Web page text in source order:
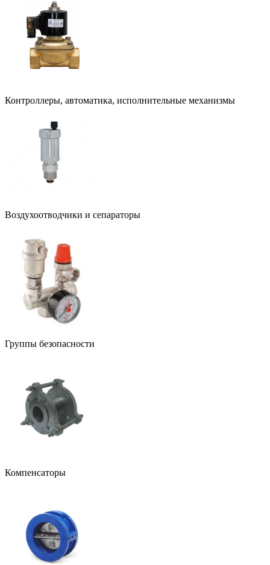
Контроллеры, автоматика, исполнительные механизмы
Воздухоотводчики и сепараторы
Группы безопасности
Компенсаторы